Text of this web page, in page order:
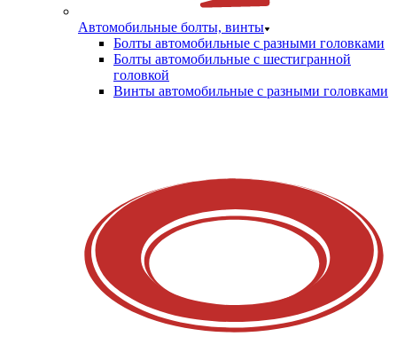
Автомобильные болты, винты
Болты автомобильные с разными головками
Болты автомобильные с шестигранной
головкой
Винты автомобильные с разными головками